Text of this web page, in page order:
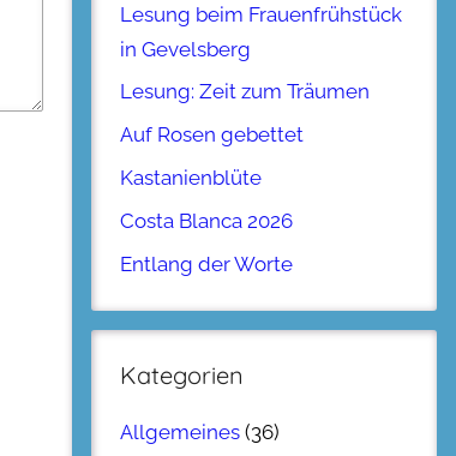
Lesung beim Frauenfrühstück
in Gevelsberg
Lesung: Zeit zum Träumen
Auf Rosen gebettet
Kastanienblüte
Costa Blanca 2026
Entlang der Worte
Kategorien
Allgemeines (36)